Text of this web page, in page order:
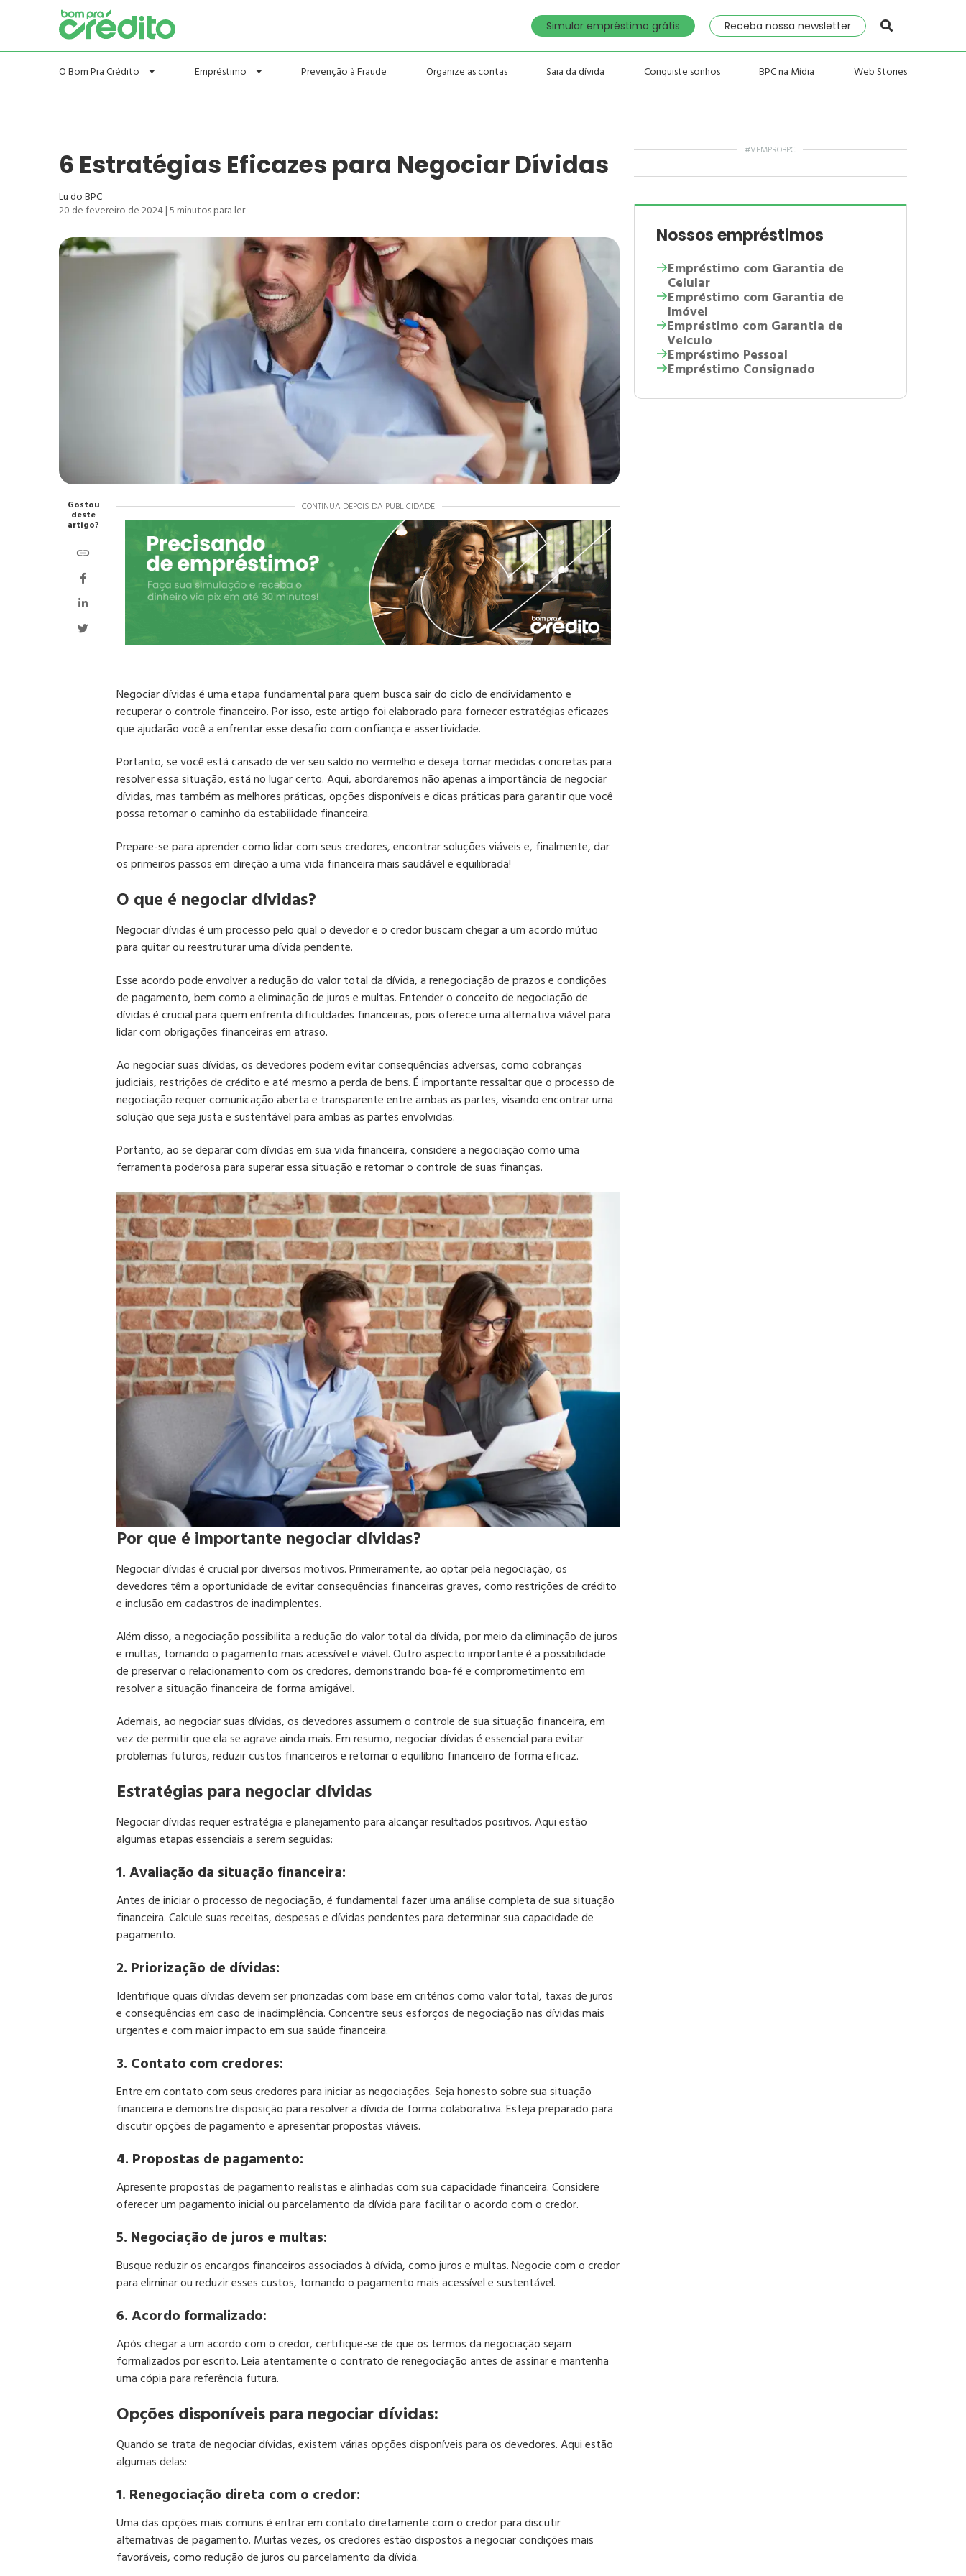
Simular empréstimo grátis Receba nossa newsletter
O Bom Pra Crédito Empréstimo Prevenção à Fraude Organize as contas Saia da dívida Conquiste sonhos BPC na Mídia Web Stories
6 Estratégias Eficazes para Negociar Dívidas
Lu do BPC
20 de fevereiro de 2024|5minutos para ler
CONTINUA DEPOIS DA PUBLICIDADE
Negociar dívidas é uma etapa fundamental para quem busca sair do ciclo de endividamento e
recuperar o controle financeiro. Por isso, este artigo foi elaborado para fornecer estratégias eficazes
que ajudarão você a enfrentar esse desafio com confiança e assertividade.
Portanto, se você está cansado de ver seu saldo no vermelho e deseja tomar medidas concretas para
resolver essa situação, está no lugar certo. Aqui, abordaremos não apenas a importância de negociar
dívidas, mas também as melhores práticas, opções disponíveis e dicas práticas para garantir que você
possa retomar o caminho da estabilidade financeira.
Prepare-se para aprender como lidar com seus credores, encontrar soluções viáveis e, finalmente, dar
os primeiros passos em direção a uma vida financeira mais saudável e equilibrada!
O que é negociar dívidas?
Negociar dívidas é um processo pelo qual o devedor e o credor buscam chegar a um acordo mútuo
para quitar ou reestruturar uma dívida pendente.
Esse acordo pode envolver a redução do valor total da dívida, a renegociação de prazos e condições
de pagamento, bem como a eliminação de juros e multas. Entender o conceito de negociação de
dívidas é crucial para quem enfrenta dificuldades financeiras, pois oferece uma alternativa viável para
lidar com obrigações financeiras em atraso.
Ao negociar suas dívidas, os devedores podem evitar consequências adversas, como cobranças
judiciais, restrições de crédito e até mesmo a perda de bens. É importante ressaltar que o processo de
negociação requer comunicação aberta e transparente entre ambas as partes, visando encontrar uma
solução que seja justa e sustentável para ambas as partes envolvidas.
Portanto, ao se deparar com dívidas em sua vida financeira, considere a negociação como uma
ferramenta poderosa para superar essa situação e retomar o controle de suas finanças.
Por que é importante negociar dívidas?
Negociar dívidas é crucial por diversos motivos. Primeiramente, ao optar pela negociação, os
devedores têm a oportunidade de evitar consequências financeiras graves, como restrições de crédito
e inclusão em cadastros de inadimplentes.
Além disso, a negociação possibilita a redução do valor total da dívida, por meio da eliminação de juros
e multas, tornando o pagamento mais acessível e viável. Outro aspecto importante é a possibilidade
de preservar o relacionamento com os credores, demonstrando boa-fé e comprometimento em
resolver a situação financeira de forma amigável.
Ademais, ao negociar suas dívidas, os devedores assumem o controle de sua situação financeira, em
vez de permitir que ela se agrave ainda mais. Em resumo, negociar dívidas é essencial para evitar
problemas futuros, reduzir custos financeiros e retomar o equilíbrio financeiro de forma eficaz.
Estratégias para negociar dívidas
Negociar dívidas requer estratégia e planejamento para alcançar resultados positivos. Aqui estão
algumas etapas essenciais a serem seguidas:
1. Avaliação da situação financeira:
Antes de iniciar o processo de negociação, é fundamental fazer uma análise completa de sua situação
financeira. Calcule suas receitas, despesas e dívidas pendentes para determinar sua capacidade de
pagamento.
2. Priorização de dívidas:
Identifique quais dívidas devem ser priorizadas com base em critérios como valor total, taxas de juros
e consequências em caso de inadimplência. Concentre seus esforços de negociação nas dívidas mais
urgentes e com maior impacto em sua saúde financeira.
3. Contato com credores:
Entre em contato com seus credores para iniciar as negociações. Seja honesto sobre sua situação
financeira e demonstre disposição para resolver a dívida de forma colaborativa. Esteja preparado para
discutir opções de pagamento e apresentar propostas viáveis.
4. Propostas de pagamento:
Apresente propostas de pagamento realistas e alinhadas com sua capacidade financeira. Considere
oferecer um pagamento inicial ou parcelamento da dívida para facilitar o acordo com o credor.
5. Negociação de juros e multas:
Busque reduzir os encargos financeiros associados à dívida, como juros e multas. Negocie com o credor
para eliminar ou reduzir esses custos, tornando o pagamento mais acessível e sustentável.
6. Acordo formalizado:
Após chegar a um acordo com o credor, certifique-se de que os termos da negociação sejam
formalizados por escrito. Leia atentamente o contrato de renegociação antes de assinar e mantenha
uma cópia para referência futura.
Opções disponíveis para negociar dívidas:
Quando se trata de negociar dívidas, existem várias opções disponíveis para os devedores. Aqui estão
algumas delas:
1. Renegociação direta com o credor:
Uma das opções mais comuns é entrar em contato diretamente com o credor para discutir
alternativas de pagamento. Muitas vezes, os credores estão dispostos a negociar condições mais
favoráveis, como redução de juros ou parcelamento da dívida.
Gostou
deste
artigo?
#VEMPROBPC
Nossos empréstimos
Empréstimo com Garantia de
Celular
Empréstimo com Garantia de
Imóvel
Empréstimo com Garantia de
Veículo
Empréstimo Pessoal
Empréstimo Consignado